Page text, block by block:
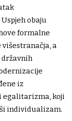
obaju
formalne
a
iz
egalitarizma, koji
individualizam.